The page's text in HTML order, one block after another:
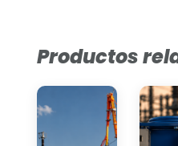
Productos